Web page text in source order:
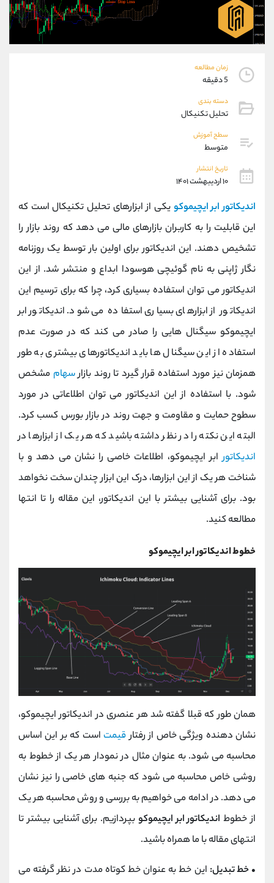
زمان مطالعه
5 دقیقه
دسته بندی
تحلیل تکنیکال
سطح آموزش
متوسط
تاریخ انتشار
۱۰ اردیبهشت ۱۴۰۱
اندیکاتور ابر ایچیموکو یکی از ابزارهای تحلیل تکنیکال است که
این قابلیت را به کاربران بازارهای مالی می دهد که روند بازار را
تشخیص دهند. این اندیکاتور برای اولین بار توسط یک روزنامه
نگار ژاپنی به نام گوئیچی هوسودا ابداع و منتشر شد. از این
اندیکاتور می توان استفاده بسیاری کرد، چرا که برای ترسیم این
اندیکاتور از ابزارهای بسیاری استفاده می شود. اندیکاتور ابر
ایچیموکو سیگنال هایی را صادر می کند که در صورت عدم
استفاده از این سیگنال ها باید اندیکاتورهای بیشتری به طور
همزمان نیز مورد استفاده قرار گیرد تا روند بازارسهام مشخص
شود. با استفاده از این اندیکاتور می توان اطلاعاتی در مورد
سطوح حمایت و مقاومت و جهت روند در بازار بورس کسب کرد.
البته این نکته را در نظر داشته باشید که هر یک از ابزارها در
اندیکاتورابر ایچیموکو، اطلاعات خاصی را نشان می دهد و با
شناخت هر یک از این ابزارها، درک این ابزار چندان سخت نخواهد
بود. برای آشنایی بیشتر با این اندیکاتور، این مقاله را تا انتها
مطالعه کنید.
خطوط اندیکاتور ابر ایچیموکو
همان طور که قبلا گفته شد هر عنصری در اندیکاتور ایچیموکو،
نشان دهنده ویژگی خاص از رفتارقیمت است که بر این اساس
محاسبه می شود. به عنوان مثال در نمودار هر یک از خطوط به
روشی خاص محاسبه می شود که جنبه های خاصی را نیز نشان
می دهد. در ادامه می خواهیم به بررسی و روش محاسبه هر یک
از خطوط اندیکاتور ابر ایچیموکو بپردازیم. برای آشنایی بیشتر تا
انتهای مقاله با ما همراه باشید.
•خط تبدیل: این خط به عنوان خط کوتاه مدت در نظر گرفته می
09101364784
واتساپ شروع گفتگو
تلگرام @Armteam_admin_104
پشتیبان فروش
موبایل
واتساپ
داخلی
اطلاعات تماس (دفتر فروش)
تلفن 021-22021030
بدون پیش شماره 90001030
اینستاگرام @alireza.mehrabii
کانال تلگرام @alirezamehrabi_com